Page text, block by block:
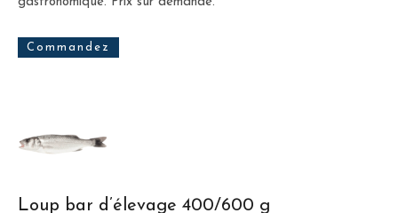
Commandez
Loup bar d’élevage 400/600 g